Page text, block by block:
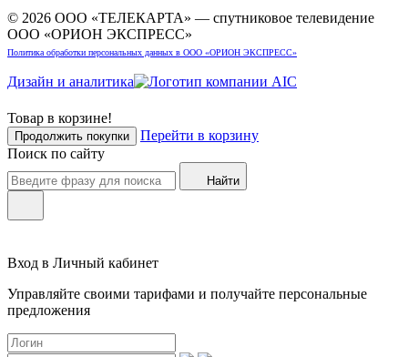
© 2026 ООО «ТЕЛЕКАРТА» — спутниковое телевидение
ООО «ОРИОН ЭКСПРЕСС»
Политика обработки персональных данных в ООО «ОРИОН ЭКСПРЕСС»
Дизайн и аналитика
Товар в корзине!
Продолжить покупки
Перейти в корзину
Поиск по сайту
Найти
Вход в Личный кабинет
Управляйте своими тарифами и получайте персональные
предложения